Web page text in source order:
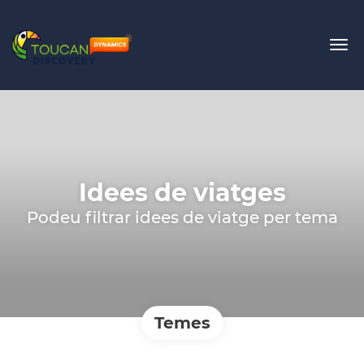
Idees de viatges
Podeu filtrar idees de viatge per tema
Temes